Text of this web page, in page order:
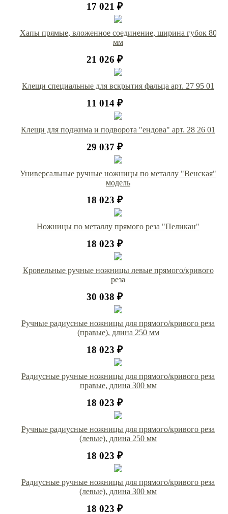
17 021 ₽
Хапы прямые, вложенное соединение, ширина губок 80
мм
21 026 ₽
Клещи специальные для вскрытия фальца арт. 27 95 01
11 014 ₽
Клещи для поджима и подворота "ендова" арт. 28 26 01
29 037 ₽
Универсальные ручные ножницы по металлу "Венская"
модель
18 023 ₽
Ножницы по металлу прямого реза "Пеликан"
18 023 ₽
Кровельные ручные ножницы левые прямого/кривого
реза
30 038 ₽
Ручные радиусные ножницы для прямого/кривого реза
(правые), длина 250 мм
18 023 ₽
Радиусные ручные ножницы для прямого/кривого реза
правые, длина 300 мм
18 023 ₽
Ручные радиусные ножницы для прямого/кривого реза
(левые), длина 250 мм
18 023 ₽
Радиусные ручные ножницы для прямого/кривого реза
(левые), длина 300 мм
18 023 ₽